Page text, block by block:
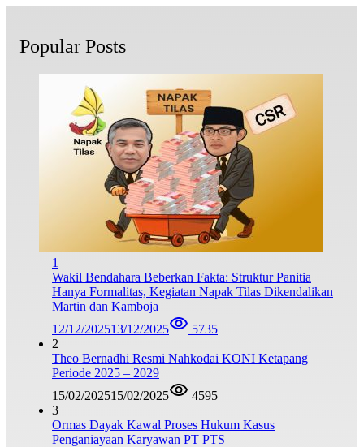
Popular Posts
1
Wakil Bendahara Beberkan Fakta: Struktur Panitia
Hanya Formalitas, Kegiatan Napak Tilas Dikendalikan
Martin dan Kamboja
12/12/202513/12/2025
5735
2
Theo Bernadhi Resmi Nahkodai KONI Ketapang
Periode 2025 – 2029
15/02/202515/02/2025
4595
3
Ormas Dayak Kawal Proses Hukum Kasus
Penganiayaan Karyawan PT PTS